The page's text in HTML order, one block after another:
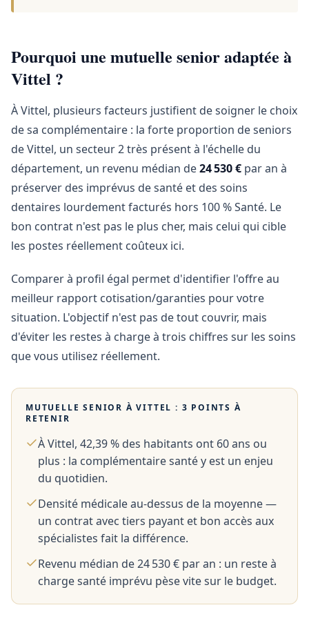
Pourquoi une mutuelle senior adaptée à
Vittel ?
À Vittel, plusieurs facteurs justifient de soigner le choix
de sa complémentaire : la forte proportion de seniors
de Vittel, un secteur 2 très présent à l'échelle du
département, un revenu médian de24 530 € par an à
préserver des imprévus de santé et des soins
dentaires lourdement facturés hors 100 % Santé. Le
bon contrat n'est pas le plus cher, mais celui qui cible
les postes réellement coûteux ici.
Comparer à profil égal permet d'identifier l'offre au
meilleur rapport cotisation/garanties pour votre
situation. L'objectif n'est pas de tout couvrir, mais
d'éviter les restes à charge à trois chiffres sur les soins
que vous utilisez réellement.
MUTUELLE SENIOR ÀVITTEL : 3 POINTS À
RETENIR
À Vittel, 42,39 % des habitants ont 60 ans ou
plus : la complémentaire santé y est un enjeu
du quotidien.
Densité médicale au-dessus de la moyenne —
un contrat avec tiers payant et bon accès aux
spécialistes fait la différence.
Revenu médian de 24 530 € par an : un reste à
charge santé imprévu pèse vite sur le budget.